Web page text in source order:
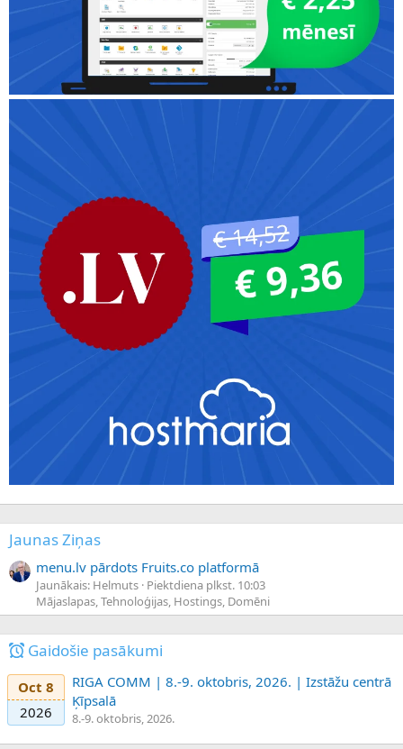
Jaunas Ziņas
menu.lv pārdots Fruits.co platformā
Jaunākais: Helmuts Piektdiena plkst. 10:03
Mājaslapas, Tehnoloģijas, Hostings, Domēni
Gaidošie pasākumi
Oct 8
2026
RIGA COMM | 8.-9. oktobris, 2026. | Izstāžu centrā
Ķīpsalā
8.-9. oktobris, 2026.